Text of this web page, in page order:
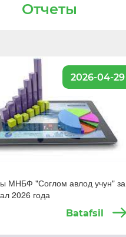
Отчеты
2026-04-29
МНБФ "Соглом авлод учун" за
2026 года
Batafsil